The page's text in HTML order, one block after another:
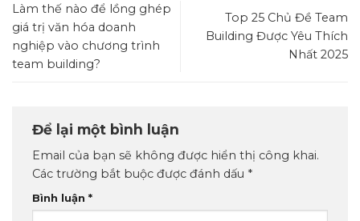
Làm thế nào để lồng ghép
giá trị văn hóa doanh
nghiệp vào chương trình
team building?
Top 25 Chủ Đề Team
Building Được Yêu Thích
Nhất 2025
Để lại một bình luận
Email của bạn sẽ không được hiển thị công khai.
Các trường bắt buộc được đánh dấu *
Bình luận *